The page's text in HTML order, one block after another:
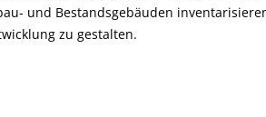
und Bestandsgebäuden
zu gestalten.